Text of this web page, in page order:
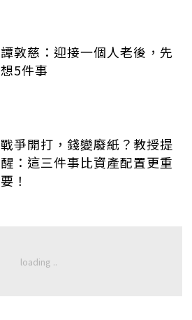
譚敦慈：迎接一個人老後，先
想5件事
戰爭開打，錢變廢紙？教授提
醒：這三件事比資產配置更重
要！